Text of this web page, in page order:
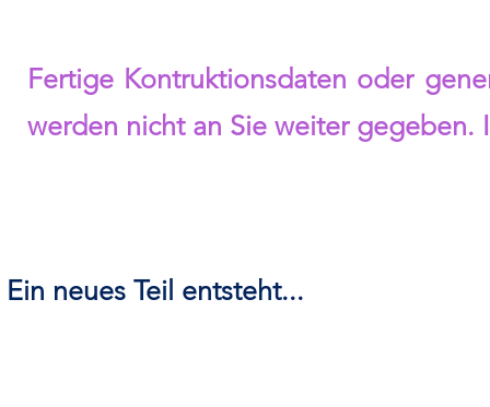
Ein neues Teil entsteht...
Fertige Kontruktionsdaten oder
werden nicht an Sie weiter gegeben.